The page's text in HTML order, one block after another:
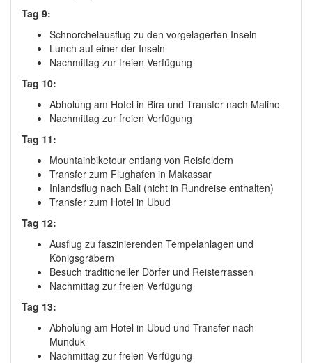
Tag 9:
Schnorchelausflug zu den vorgelagerten Inseln
Lunch auf einer der Inseln
Nachmittag zur freien Verfügung
Tag 10:
Abholung am Hotel in Bira und Transfer nach Malino
Nachmittag zur freien Verfügung
Tag 11:
Mountainbiketour entlang von Reisfeldern
Transfer zum Flughafen in Makassar
Inlandsflug nach Bali (nicht in Rundreise enthalten)
Transfer zum Hotel in Ubud
Tag 12:
Ausflug zu faszinierenden Tempelanlagen und
Königsgräbern
Besuch traditioneller Dörfer und Reisterrassen
Nachmittag zur freien Verfügung
Tag 13:
Abholung am Hotel in Ubud und Transfer nach
Munduk
Nachmittag zur freien Verfügung